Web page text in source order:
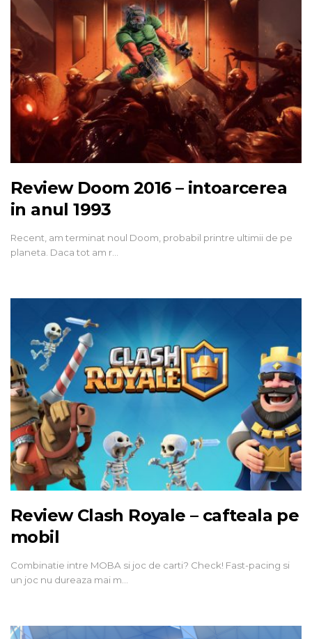
Review Doom 2016 – intoarcerea
in anul 1993
Recent, am terminat noul Doom, probabil printre ultimii de pe
planeta. Daca tot am r…
Review Clash Royale – cafteala pe
mobil
Combinatie intre MOBA si joc de carti? Check! Fast-pacing si
un joc nu dureaza mai m…